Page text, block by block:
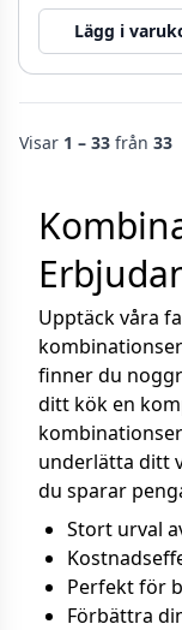
Lägg i
Visar 1 – 33 från 33
Upptäck våra
finner du
ditt kök en
underlätta ditt
du sparar
Stort urval
Perfekt för
Förbättra